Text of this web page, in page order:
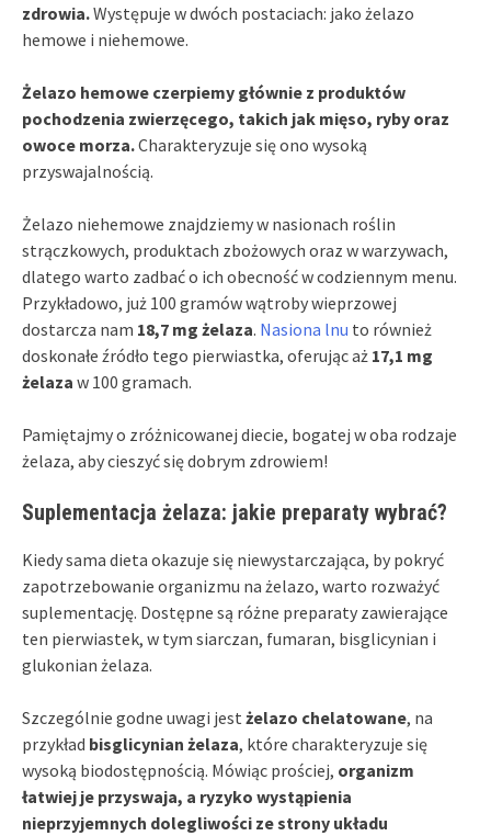
zdrowia.Występuje w dwóch postaciach: jako żelazo
hemowe i niehemowe.
Żelazo hemowe czerpiemy głównie z produktów
pochodzenia zwierzęcego, takich jak mięso, ryby oraz
owoce morza.Charakteryzuje się ono wysoką
przyswajalnością.
Żelazo niehemowe znajdziemy w nasionach roślin
strączkowych, produktach zbożowych oraz w warzywach,
dlatego warto zadbać o ich obecność w codziennym menu.
Przykładowo, już 100 gramów wątroby wieprzowej
dostarcza nam 18,7 mg żelaza. Nasiona lnu to również
doskonałe źródło tego pierwiastka, oferując aż 17,1 mg
żelaza w 100 gramach.
Pamiętajmy o zróżnicowanej diecie, bogatej w oba rodzaje
żelaza, aby cieszyć się dobrym zdrowiem!
Suplementacja żelaza: jakie preparaty wybrać?
Kiedy sama dieta okazuje się niewystarczająca, by pokryć
zapotrzebowanie organizmu na żelazo, warto rozważyć
suplementację. Dostępne są różne preparaty zawierające
ten pierwiastek, w tym siarczan, fumaran, bisglicynian i
glukonian żelaza.
Szczególnie godne uwagi jest żelazo chelatowane, na
przykład bisglicynian żelaza, które charakteryzuje się
wysoką biodostępnością. Mówiąc prościej, organizm
łatwiej je przyswaja, a ryzyko wystąpienia
nieprzyjemnych dolegliwości ze strony układu